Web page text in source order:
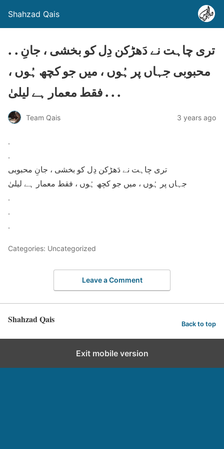
Shahzad Qais
. . تری چاہت نے دَھڑکن دِل کو بخشی ، جانِ
محبوبی جہاں پر ہُوں ، میں جو کچھ ہُوں ،
فقط معمار ہے لیلیٰ . . .
Team Qais 3 years ago
.
.
تری چاہت نے دَھڑکن دِل کو بخشی ، جانِ محبوبی
جہاں پر ہُوں ، میں جو کچھ ہُوں ، فقط معمار ہے لیلیٰ
.
.
.
Categories: Uncategorized
Leave a Comment
Shahzad Qais Back to top
Exit mobile version